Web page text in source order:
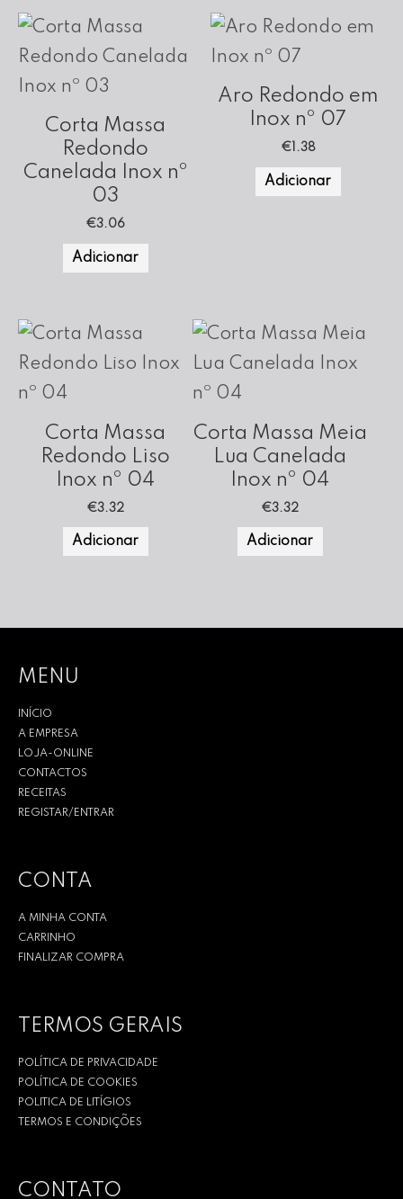
Corta Massa
Redondo
Canelada Inox nº
03
€3.06
Adicionar
Aro Redondo em
Inox nº 07
€1.38
Adicionar
Corta Massa
Redondo Liso
Inox nº 04
€3.32
Adicionar
Corta Massa Meia
Lua Canelada
Inox nº 04
€3.32
Adicionar
MENU
INÍCIO
A EMPRESA
LOJA-ONLINE
CONTACTOS
RECEITAS
REGISTAR/ENTRAR
CONTA
A MINHA CONTA
CARRINHO
FINALIZAR COMPRA
TERMOS GERAIS
POLÍTICA DE PRIVACIDADE
POLÍTICA DE COOKIES
POLITICA DE LITÍGIOS
TERMOS E CONDIÇÕES
CONTATO